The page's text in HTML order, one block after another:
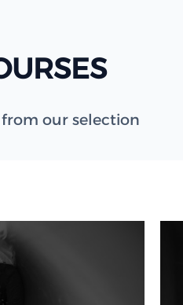
our selection